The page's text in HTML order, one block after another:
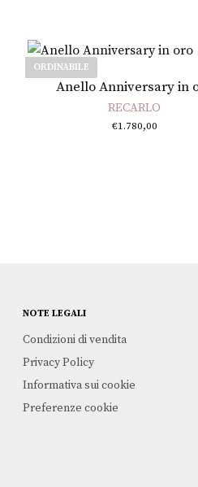
ORDINABILE
Scegli
Anello Anniversary in
RECARLO
€1.780,00
NOTE LEGALI
Condizioni di vendita
Privacy Policy
Informativa sui cookie
Preferenze cookie